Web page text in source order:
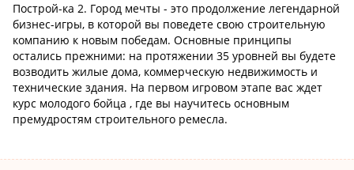
Построй-ка 2. Город мечты - это продолжение легендарной
бизнес-игры, в которой вы поведете свою строительную
компанию к новым победам. Основные принципы
остались прежними: на протяжении 35 уровней вы будете
возводить жилые дома, коммерческую недвижимость и
технические здания. На первом игровом этапе вас ждет
курс молодого бойца , где вы научитесь основным
премудростям строительного ремесла.